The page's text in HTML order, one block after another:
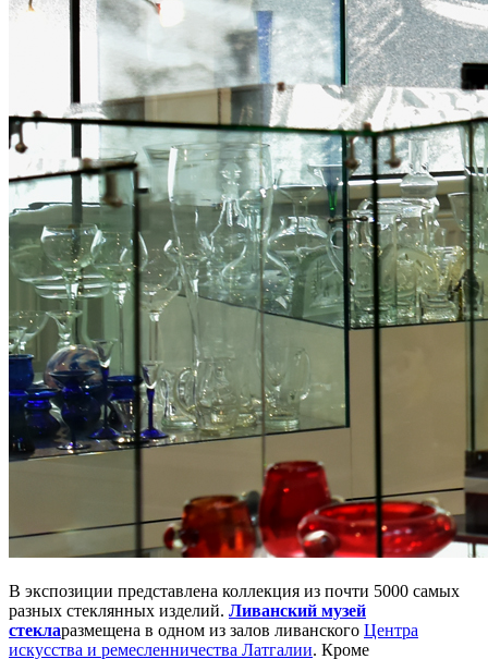
В экспозиции представлена коллекция из почти 5000 самых
разных стеклянных изделий. Ливанский музей
стекларазмещена в одном из залов ливанского Центра
искусства и ремесленничества Латгалии. Кроме